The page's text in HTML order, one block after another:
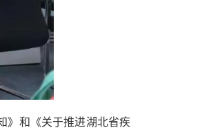
》和《关于推进湖北省疾